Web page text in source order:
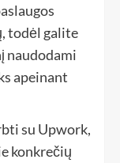
todėl galite
naudodami
apeinant
su Upwork,
konkrečių